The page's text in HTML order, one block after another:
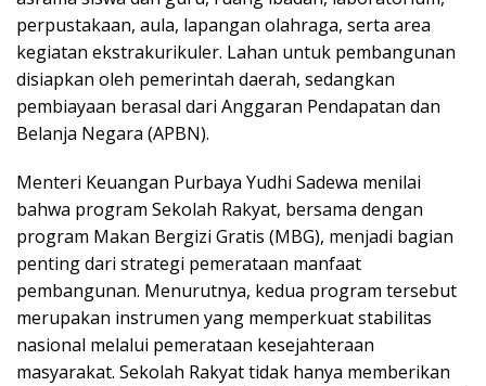
perpustakaan, aula, lapangan olahraga, serta area
kegiatan ekstrakurikuler. Lahan untuk pembangunan
disiapkan oleh pemerintah daerah, sedangkan
pembiayaan berasal dari Anggaran Pendapatan dan
Belanja Negara (APBN).
Menteri Keuangan Purbaya Yudhi Sadewa menilai
bahwa program Sekolah Rakyat, bersama dengan
program Makan Bergizi Gratis (MBG), menjadi bagian
penting dari strategi pemerataan manfaat
pembangunan. Menurutnya, kedua program tersebut
merupakan instrumen yang memperkuat stabilitas
nasional melalui pemerataan kesejahteraan
masyarakat. Sekolah Rakyat tidak hanya memberikan